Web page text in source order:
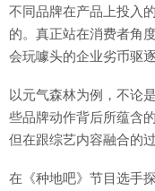
不同品牌在产品上投入
的。真正站在消费者角
会玩噱头的企业劣币驱逐
以元气森林为例，不论
些品牌动作背后所蕴含
但在跟综艺内容融合的
在《种地吧》节目选手